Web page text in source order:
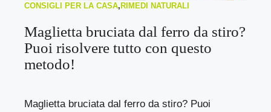
CONSIGLI PER LA CASA,RIMEDI NATURALI
Maglietta bruciata dal ferro da stiro?
Puoi risolvere tutto con questo
metodo!
Maglietta bruciata dal ferro da stiro? Puoi